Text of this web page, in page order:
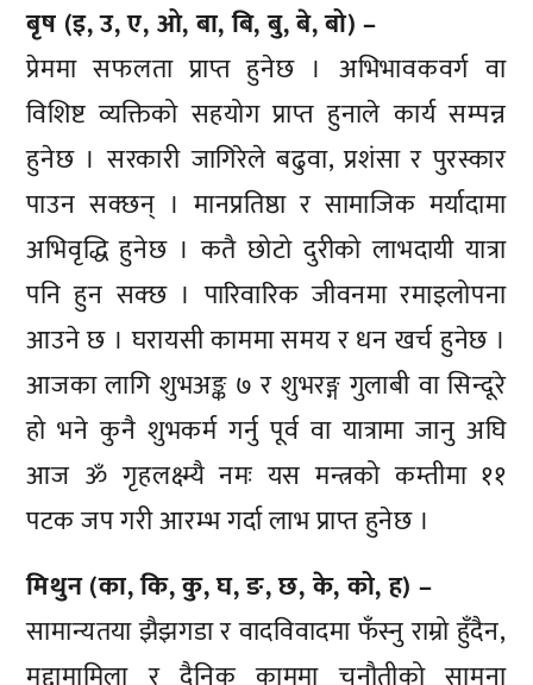
बृष (इ, उ, ए, ओ, बा, बि, बु, बे, बो) –
प्रेममा सफलता प्राप्त हुनेछ । अभिभावकवर्ग वा
विशिष्ट व्यक्तिको सहयोग प्राप्त हुनाले कार्य सम्पन्न
हुनेछ । सरकारी जागिरेले बढुवा, प्रशंसा र पुरस्कार
पाउन सक्छन् । मानप्रतिष्ठा र सामाजिक मर्यादामा
अभिवृद्धि हुनेछ । कतै छोटो दुरीको लाभदायी यात्रा
पनि हुन सक्छ । पारिवारिक जीवनमा रमाइलोपना
आउने छ । घरायसी काममा समय र धन खर्च हुनेछ ।
आजका लागि शुभअङ्क ७ र शुभरङ्ग गुलाबी वा सिन्दूरे
हो भने कुनै शुभकर्म गर्नु पूर्व वा यात्रामा जानु अघि
आज ॐ गृहलक्ष्म्यै नमः यस मन्त्रको कम्तीमा ११
पटक जप गरी आरम्भ गर्दा लाभ प्राप्त हुनेछ ।
मिथुन (का, कि, कु, घ, ङ, छ, के, को, ह) –
सामान्यतया झैझगडा र वादविवादमा फँस्नु राम्रो हुँदैन,